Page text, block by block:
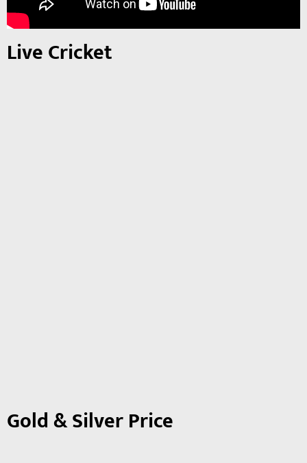
Live Cricket
Gold & Silver Price